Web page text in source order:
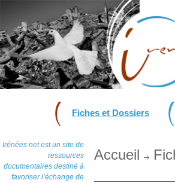
Fiches et Dossiers
Irénées.net est un site de
ressources
documentaires destiné à
favoriser l’échange de
Accueil